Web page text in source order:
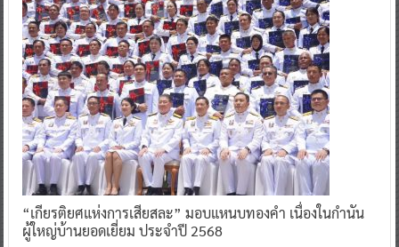
“เกียรติยศแห่งการเสียสละ” มอบแหนบทองคำ เนื่องในกำนัน
ผู้ใหญ่บ้านยอดเยี่ยม ประจำปี 2568